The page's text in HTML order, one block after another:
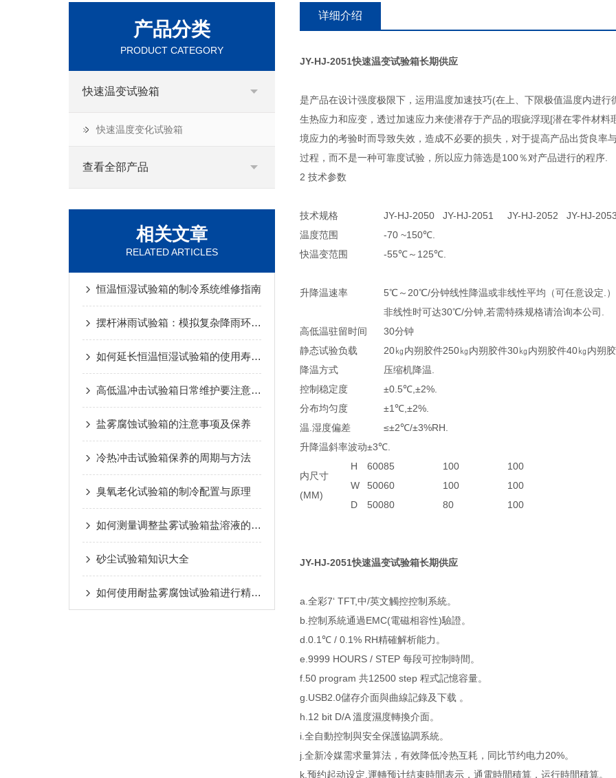
产品分类
PRODUCT CATEGORY
快速温变试验箱
快速温度变化试验箱
查看全部产品
相关文章
RELATED ARTICLES
恒温恒湿试验箱的制冷系统维修指南
摆杆淋雨试验箱：模拟复杂降雨环境的设备
如何延长恒温恒湿试验箱的使用寿命？
高低温冲击试验箱日常维护要注意哪些事项
盐雾腐蚀试验箱的注意事项及保养
冷热冲击试验箱保养的周期与方法
臭氧老化试验箱的制冷配置与原理
如何测量调整盐雾试验箱盐溶液的pH值
砂尘试验箱知识大全
如何使用耐盐雾腐蚀试验箱进行精准测试与评估
详细介绍
JY-HJ-2051快速温变试验箱长期供应
是产品在设计强度极限下，运用温度加速技巧(在上、下限极值温度内进
生热应力和应变，透过加速应力来使潜存于产品的瑕疵浮现[潜在零件材
境应力的考验时而导致失效，造成不必要的损失，对于提高产品出货良
过程，而不是一种可靠度试验，所以应力筛选是100％对产品进行的程序.
2 技术参数
技术规格 JY-HJ-2050 JY-HJ-2051 JY-HJ-2052
JY-HJ-
温度范围
-70 ~150℃.
快温变范围
-55℃～125℃.
升降温速率
5℃～20℃/分钟线性降温或非线性平均（可任意设定.）
非线性时可达30℃/分钟,若需特殊规格请洽询本公司.
高低温驻留时间
30分钟
静态试验负载
20㎏内朔胶件250㎏内朔胶件30㎏内朔胶件40㎏内朔
降温方式
压缩机降温.
控制稳定度
±0.5℃,±2%.
分布均匀度
±1℃,±2%.
温.湿度偏差
≤±2℃/±3%RH.
升降温斜率波动±3℃.
内尺寸
(MM)
H 60085 100
100
W
50060 100
100
D
50080 80 100
JY-HJ-2051快速温变试验箱长期供应
a.全彩7‘ TFT,中/英文觸控控制系統。
b.控制系統通過EMC(電磁相容性)驗證。
d.0.1℃ / 0.1% RH精確解析能力。
e.9999 HOURS / STEP 每段可控制時間。
f.50 program 共12500 step 程式記憶容量。
g.USB2.0儲存介面與曲線記錄及下载 。
h.12 bit D/A 溫度濕度轉換介面。
i.全自動控制與安全保護協調系統。
j.全新冷媒需求量算法，有效降低冷热互耗，同比节约电力20%。
k.预约起动设定,運轉预计结束時間表示，通電時間積算，运行時間積算。